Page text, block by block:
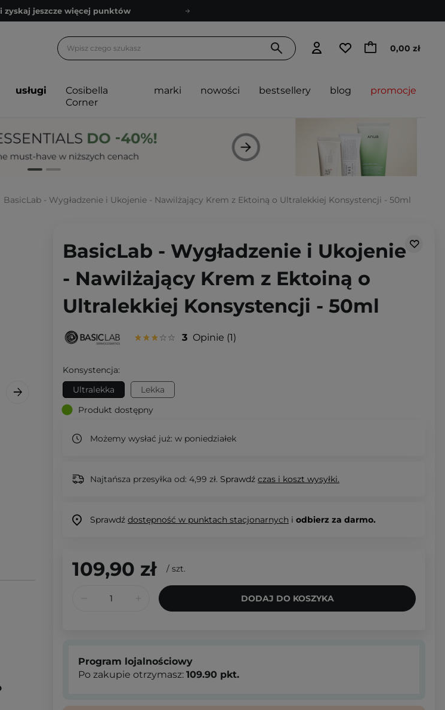
zyskaj jeszcze więcej punktów
konsultacje kosmetologiczne
zyskaj jeszcze więcej punktów
0,00 zł
usługi
Cosibella
Corner
marki nowości bestsellery blog promocje
BasicLab - Wygładzenie i Ukojenie - Nawilżający Krem z Ektoiną o Ultralekkiej Konsystencji - 50ml
BasicLab - Wygładzenie i Ukojenie
- Nawilżający Krem z Ektoiną o
Ultralekkiej Konsystencji - 50ml
3 Opinie 1
Konsystencja:
Ultralekka
Lekka
Produkt dostępny
Możemy wysłać już: w poniedziałek
Najtańsza przesyłka od: 4,99 zł. Sprawdź czas i koszt wysyłki.
Sprawdź dostępność w punktach stacjonarnych i odbierz za darmo.
109,90 zł / szt.
DODAJ DO KOSZYKA
Program lojalnościowy
Po zakupie otrzymasz: 109.90 pkt.